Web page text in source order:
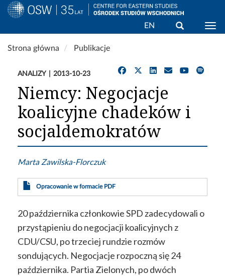
Przejdź
do
EN Wyszukaj
Strona główna Publikacje
ANALIZY 2013-10-23
Niemcy: Negocjacje
koalicyjne chadeków i
socjaldemokratów
Marta Zawilska-Florczuk
Opracowanie w formacie PDF
20 października członkowie SPD zadecydowali o
przystąpieniu do negocjacji koalicyjnych z
CDU/CSU, po trzeciej rundzie rozmów
sondujących. Negocjacje rozpoczną się 24
października. Partia Zielonych, po dwóch